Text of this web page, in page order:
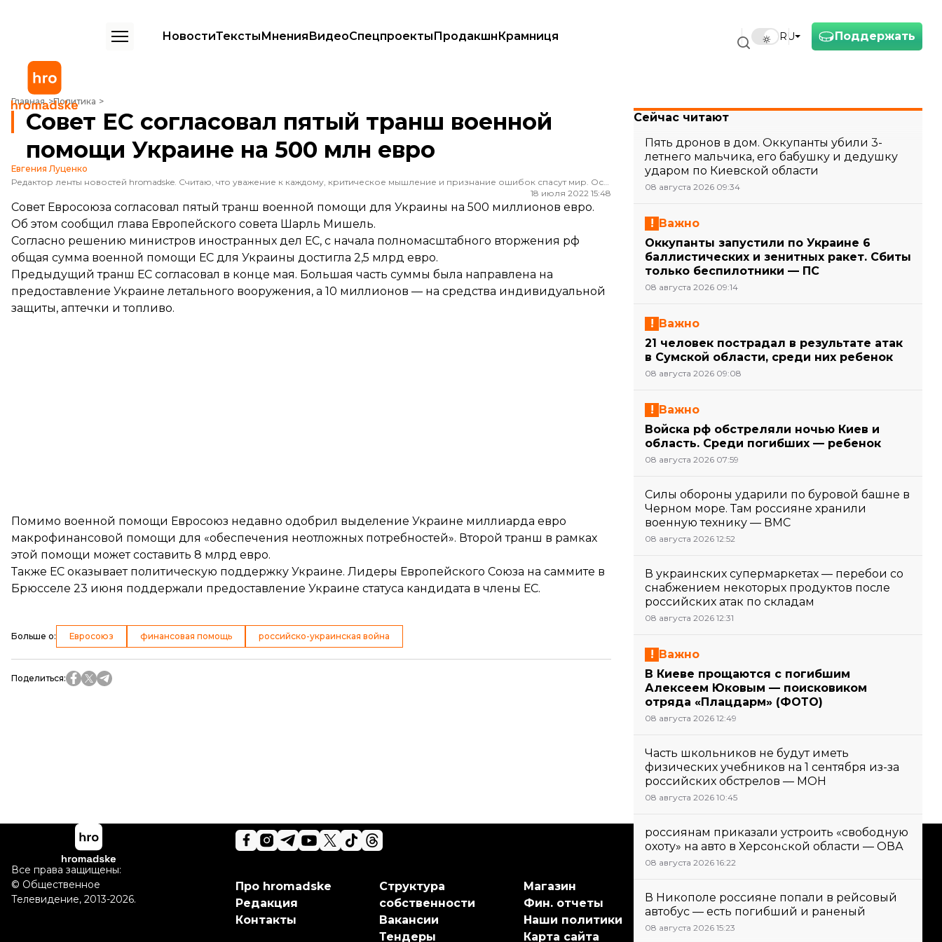
Поддержать
RU
НовостиТекстыМненияВидеоСпецпроектыПродакшнКрамниця
Главная Политика
Совет ЕС согласовал пятый транш военной помощи Украине на 500 млн евро
Совет ЕС согласовал пятый транш военной
помощи Украине на 500 млн евро
Евгения Луценко
Редактор ленты новостей hromadske. Считаю, что уважение к каждому, критическое мышление и признание ошибок спасут мир. Особенно люблю новости о науке и космос
18 июля 2022 15:48
Совет Евросоюза согласовал пятый транш военной помощи для Украины на 500 миллионов евро.
Об этом сообщил глава Европейского совета Шарль Мишель.
Согласно решению министров иностранных дел ЕС, с начала полномасштабного вторжения рф
общая сумма военной помощи ЕС для Украины достигла 2,5 млрд евро.
Предыдущий транш ЕС согласовал в конце мая. Большая часть суммы была направлена на
предоставление Украине летального вооружения, а 10 миллионов — на средства индивидуальной
защиты, аптечки и топливо.
Помимо военной помощи Евросоюз недавно одобрил выделение Украине миллиарда евро
макрофинансовой помощи для «обеспечения неотложных потребностей». Второй транш в рамках
этой помощи может составить 8 млрд евро.
Также ЕС оказывает политическую поддержку Украине. Лидеры Европейского Союза на саммите в
Брюсселе 23 июня поддержали предоставление Украине статуса кандидата в члены ЕС.
Больше о: Евросоюз финансовая помощь российско-украинская война
Поделиться:
Сейчас читают
Пять дронов в дом. Оккупанты убили 3-
летнего мальчика, его бабушку и дедушку
ударом по Киевской области
08 августа 2026 09:34
Важно
Оккупанты запустили по Украине 6
баллистических и зенитных ракет. Сбиты
только беспилотники — ПС
08 августа 2026 09:14
Важно
21 человек пострадал в результате атак
в Сумской области, среди них ребенок
08 августа 2026 09:08
Важно
Войска рф обстреляли ночью Киев и
область. Среди погибших — ребенок
08 августа 2026 07:59
Силы обороны ударили по буровой башне в
Черном море. Там россияне хранили
военную технику — ВМС
08 августа 2026 12:52
В украинских супермаркетах — перебои со
снабжением некоторых продуктов после
российских атак по складам
08 августа 2026 12:31
Важно
В Киеве прощаются с погибшим
Алексеем Юковым — поисковиком
отряда «Плацдарм» (ФОТО)
08 августа 2026 12:49
Часть школьников не будут иметь
физических учебников на 1 сентября из-за
российских обстрелов — МОН
08 августа 2026 10:45
россиянам приказали устроить «свободную
охоту» на авто в Херсонской области — ОВА
08 августа 2026 16:22
В Никополе россияне попали в рейсовый
автобус — есть погибший и раненый
08 августа 2026 15:23
Поддержать
Мы работаем для тебя и
благодаря тебе. Будь нашим
Про hromadske
Редакция
Контакты
Структура
собственности
Вакансии
Тендеры
Магазин
Фин. отчеты
Наши политики
Карта сайта
Все права защищены:
© Общественное
Телевидение, 2013-2026.